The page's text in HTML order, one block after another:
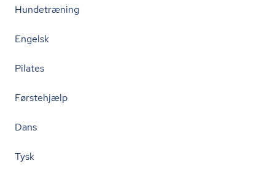
Hundetræning
Engelsk
Pilates
Førstehjælp
Dans
Tysk